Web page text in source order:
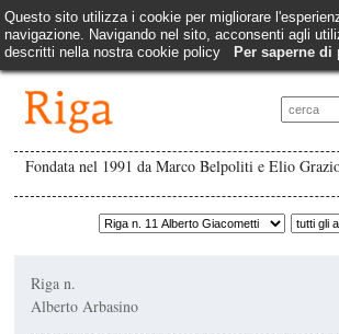
Questo sito utilizza i cookie per migliorare
navigazione. Navigando nel sito, acconsenti agli
descritti nella nostra cookie policy
Per saperne di
Fondata nel 1991 da Marco Belpoliti e Elio
Riga n.
Alberto Arbasino